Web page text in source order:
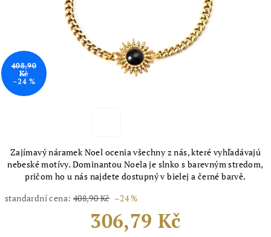
Zajímavý náramek Noel ocenia všechny z nás, které vyhľadávajú
nebeské motívy. Dominantou Noela je slnko s barevným stredom,
pričom ho u nás najdete dostupný v bielej a černé barvě.
standardní cena: 408,90 Kč –24 %
306,79 Kč
408,90
Kč
–24 %